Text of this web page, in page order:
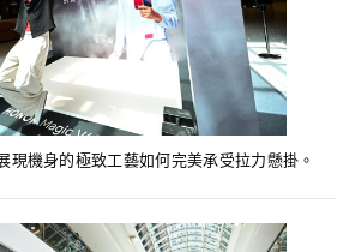
現機身的極致工藝如何完美承受拉力懸掛。